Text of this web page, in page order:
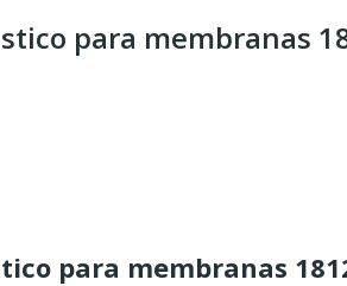
para membranas
para membranas